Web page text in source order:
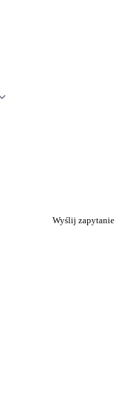
Wyślij zapytanie